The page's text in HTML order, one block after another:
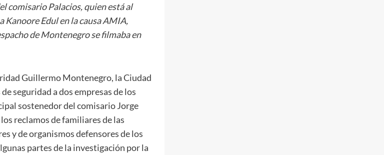
comisario Palacios, quien está al
Edul en la causa AMIA,
de Montenegro se filmaba en
Guillermo Montenegro, la Ciudad
seguridad a dos empresas de los
sostenedor del comisario Jorge
reclamos de familiares de las
y de organismos defensores de los
partes de la investigación por la